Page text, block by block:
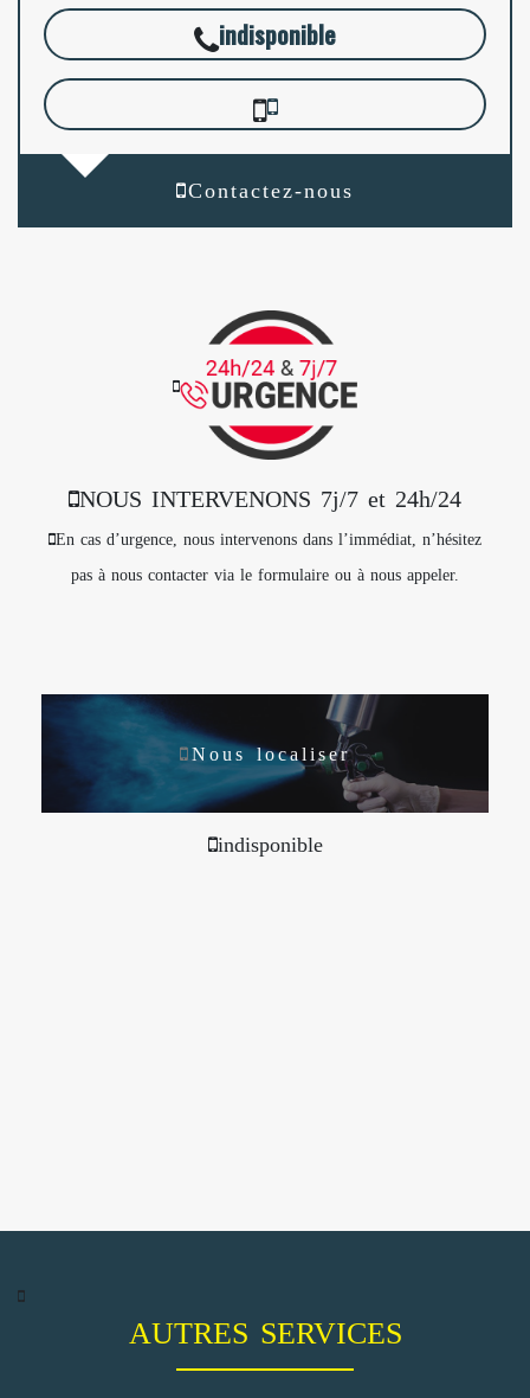
indisponible
Contactez-nous
NOUS INTERVENONS 7j/7 et 24h/24
En cas d’urgence, nous intervenons dans l’immédiat, n’hésitez
pas à nous contacter via le formulaire ou à nous appeler.
Nous localiser
indisponible
AUTRES SERVICES